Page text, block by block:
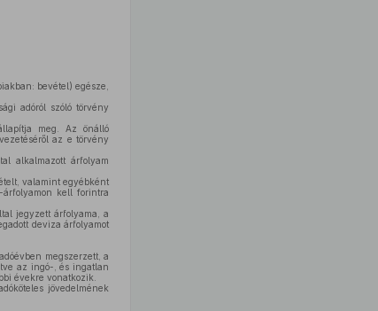
bevétel) egésze,
adóról szóló törvény
meg. Az önálló
az e törvény
alkalmazott árfolyam
valamint egyébként
kell forintra
jegyzett árfolyama, a
deviza árfolyamot
megszerzett, a
az ingó-, és ingatlan
évekre vonatkozik.
jövedelmének